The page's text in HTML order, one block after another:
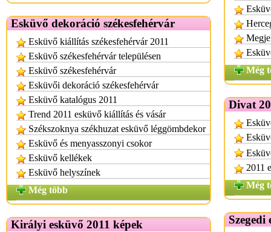
Esküvő dekoráció székesfehérvár
Esküvő kiállítás székesfehérvár 2011
Esküvő székesfehérvár településen
Esküvő székesfehérvár
Esküvői dekoráció székesfehérvár
Esküvő katalógus 2011
Trend 2011 esküvő kiállítás és vásár
Székszoknya székhuzat esküvő léggömbdekor
Esküvő és menyasszonyi csokor
Esküvő kellékek
Esküvő helyszínek
Még több
Királyi esküvő 2011 képek
Még
Divat
2011
Még